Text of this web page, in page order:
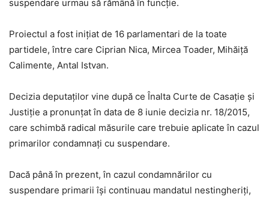
suspendare urmau să rămână în funcție.
Proiectul a fost iniţiat de 16 parlamentari de la toate
partidele, între care Ciprian Nica, Mircea Toader, Mihăiţă
Calimente, Antal Istvan.
Decizia deputaților vine după ce Înalta Curte de Casaţie şi
Justiţie a pronunţat în data de 8 iunie decizia nr. 18/2015,
care schimbă radical măsurile care trebuie aplicate în cazul
primarilor condamnaţi cu suspendare.
Dacă până în prezent, în cazul condamnărilor cu
suspendare primarii îşi continuau mandatul nestingheriţi,